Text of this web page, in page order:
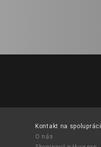
Kontakt na spolupráci
O nás